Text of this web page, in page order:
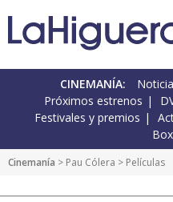
CINEMANÍA:
Próximos estrenos
Festivales y premios
Cinemanía > Pau Cólera > Películas